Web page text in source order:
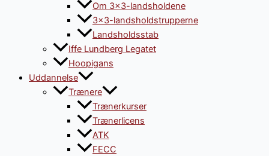
Om 3×3-landsholdene
3×3-landsholdstrupperne
Landsholdsstab
Iffe Lundberg Legatet
Hoopigans
Uddannelse
Trænere
Trænerkurser
Trænerlicens
ATK
FECC